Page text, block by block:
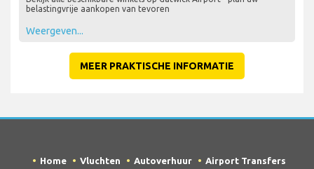
belastingvrije aankopen van tevoren
Weergeven...
MEER PRAKTISCHE INFORMATIE
Home Vluchten Autoverhuur
Airport Transfers